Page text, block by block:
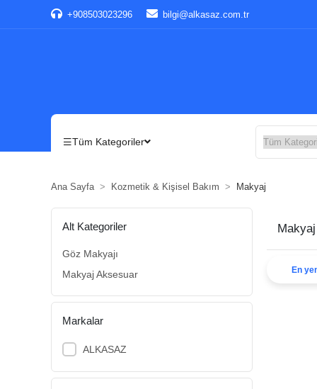
+908503023296 bilgi@alkasaz.com.tr
Tüm Kategoriler
Ana Sayfa Kozmetik & Kişisel Bakım Makyaj
Alt Kategoriler
Göz Makyajı
Makyaj Aksesuar
Markalar
ALKASAZ
Makyaj
En